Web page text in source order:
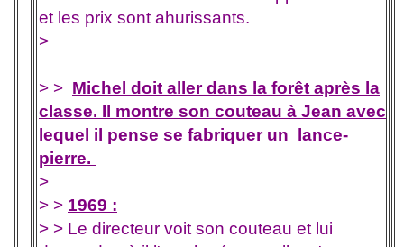
et les prix sont ahurissants.
>
> > Michel doit aller dans la forêt après la
classe. Il montre son couteau à Jean avec
lequel il pense se fabriquer un lance-
pierre.
>
> > 1969 :
> > Le directeur voit son couteau et lui